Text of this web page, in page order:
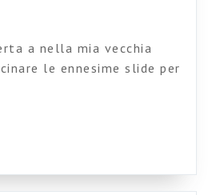
a nella mia vecchia
le ennesime slide per